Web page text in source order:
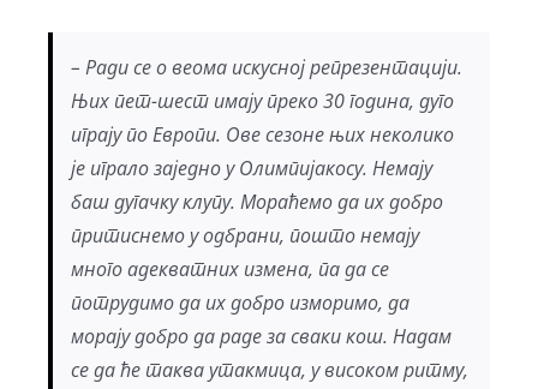
– Ради се о веома искусној репрезентацији.
Њих пет-шест имају преко 30 година, дуго
играју по Европи. Ове сезоне њих неколико
је играло заједно у Олимпијакосу. Немају
баш дугачку клупу. Мораћемо да их добро
притиснемо у одбрани, пошто немају
много адекватних измена, па да се
потрудимо да их добро изморимо, да
морају добро да раде за сваки кош. Надам
се да ће таква утакмица, у високом ритму,